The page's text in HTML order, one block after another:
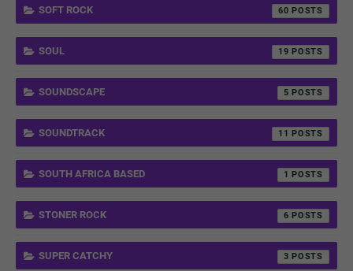
SOFT ROCK 60
SOUL 19
SOUNDSCAPE 5
SOUNDTRACK 11
SOUTH AFRICA BASED 1
STONER ROCK 6
SUPER CATCHY 3